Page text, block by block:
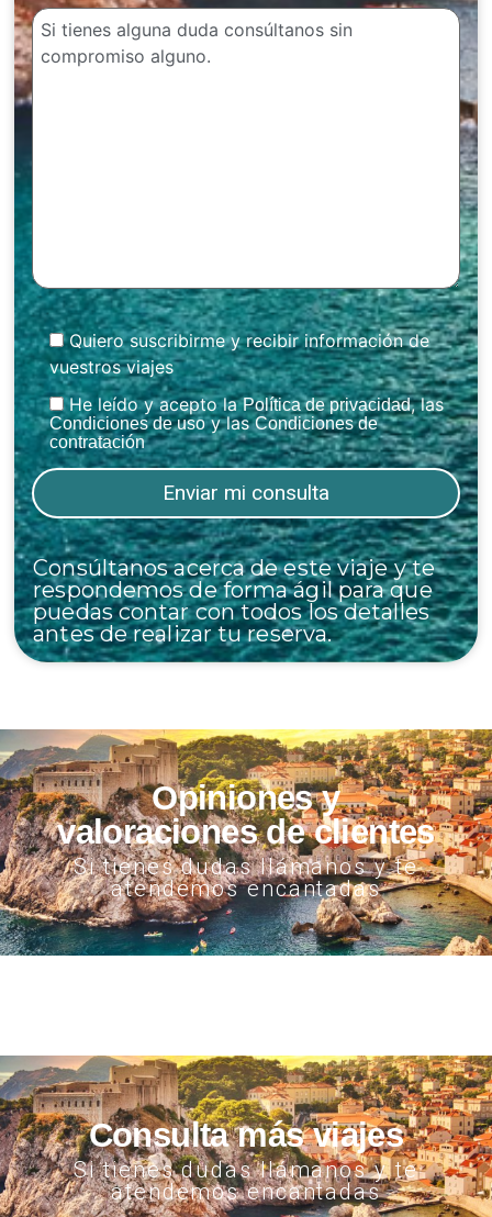
Quiero suscribirme y recibir información de
vuestros viajes
He leído y acepto laPolítica de privacidad , las
Condiciones de uso y lasCondiciones de
contratación
Consúltanos acerca de este viaje y te
respondemos de forma ágil para que
puedas contar con todos los detalles
antes de realizar tu reserva.
Opiniones y
valoraciones de clientes
Si tienes dudas llámanos y te
atendemos encantadas
Consulta más viajes
Si tienes dudas llámanos y te
atendemos encantadas